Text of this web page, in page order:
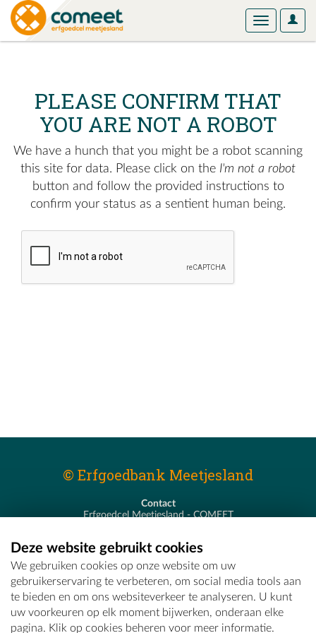
User
Toggle
PLEASE CONFIRM THAT
YOU ARE NOT A ROBOT
We have a hunch that you might be a robot scanning
this site for data. Please click on the I'm not a robot
button and follow the provided instructions to
confirm your status as a sentient human being.
© Erfgoedbank Meetjesland
Contact
Erfgoedcel Meetjesland - COMEET
T - 09 373 75 96
E -erfgoedcel@comeet.be
Deze website gebruikt cookies
We gebruiken cookies op onze website om uw
gebruikerservaring te verbeteren, om social media tools aan
te bieden en om ons websiteverkeer te analyseren. U kunt
uw voorkeuren op elk moment bijwerken, onderaan elke
pagina. Klik op cookies beheren voor meer informatie.